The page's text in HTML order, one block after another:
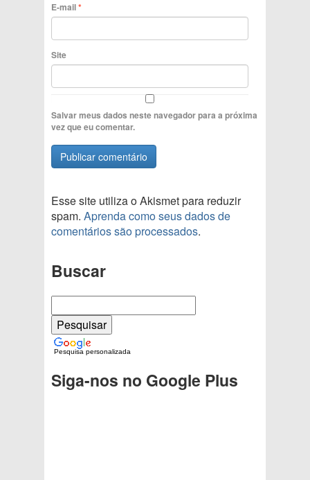
E-mail*
Site
Salvar meus dados neste navegador para a próxima
vez que eu comentar.
Esse site utiliza o Akismet para reduzir
spam. Aprenda como seus dados de
comentários são processados.
Buscar
Pesquisa personalizada
Siga-nos no Google Plus